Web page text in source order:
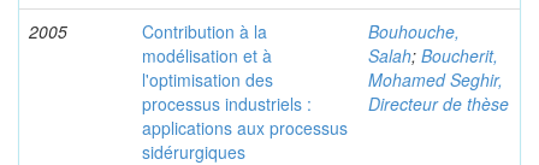
2005
Contribution à la
modélisation et à
l'optimisation des
processus industriels :
applications aux processus
sidérurgiques
Bouhouche,
Salah; Boucherit,
Mohamed Seghir,
Directeur de thèse